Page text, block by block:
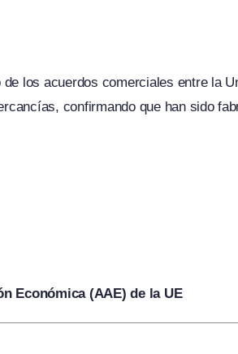
los acuerdos comerciales entre la
confirmando que han sido
Económica (AAE) de la UE